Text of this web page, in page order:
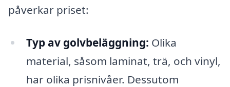
påverkar priset:
Typ av golvbeläggning: Olika
material, såsom laminat, trä, och vinyl,
har olika prisnivåer. Dessutom